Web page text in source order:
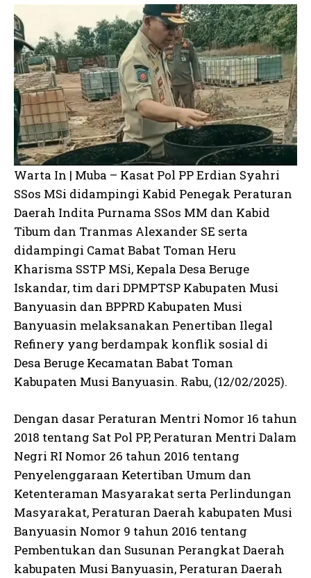
Warta In | Muba – Kasat Pol PP Erdian Syahri
SSos MSi didampingi Kabid Penegak Peraturan
Daerah Indita Purnama SSos MM dan Kabid
Tibum dan Tranmas Alexander SE serta
didampingi Camat Babat Toman Heru
Kharisma SSTP MSi, Kepala Desa Beruge
Iskandar, tim dari DPMPTSP Kabupaten Musi
Banyuasin dan BPPRD Kabupaten Musi
Banyuasin melaksanakan Penertiban Ilegal
Refinery yang berdampak konflik sosial di
Desa Beruge Kecamatan Babat Toman
Kabupaten Musi Banyuasin. Rabu, (12/02/2025).
Dengan dasar Peraturan Mentri Nomor 16 tahun
2018 tentang Sat Pol PP, Peraturan Mentri Dalam
Negri RI Nomor 26 tahun 2016 tentang
Penyelenggaraan Ketertiban Umum dan
Ketenteraman Masyarakat serta Perlindungan
Masyarakat, Peraturan Daerah kabupaten Musi
Banyuasin Nomor 9 tahun 2016 tentang
Pembentukan dan Susunan Perangkat Daerah
kabupaten Musi Banyuasin, Peraturan Daerah